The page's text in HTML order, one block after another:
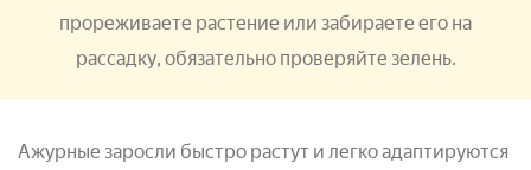
прореживаете растение или забираете его на
рассадку, обязательно проверяйте зелень.
Ажурные заросли быстро растут и легко адаптируются